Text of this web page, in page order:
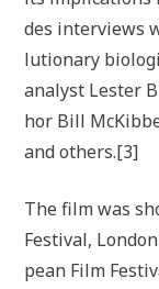
des inter­views
lu­tio­na­ry
ana­lyst Lester
hor Bill
and others.[3]
The film was
Festi­val,
pean Film